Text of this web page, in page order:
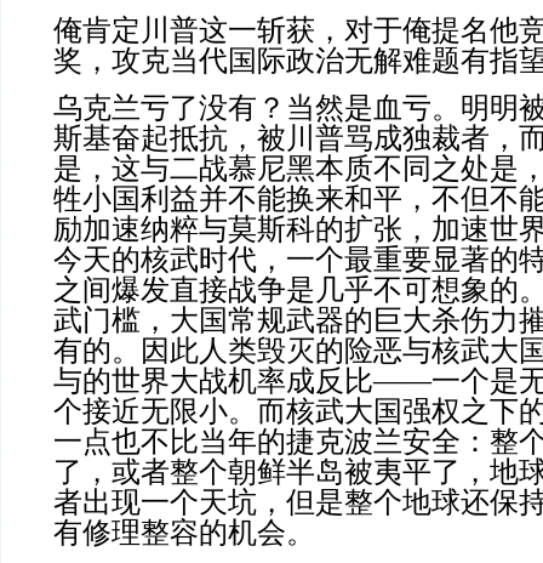
俺肯定川普这一斩获，对于俺提名他
奖，攻克当代国际政治无解难题有指
乌克兰亏了没有？当然是血亏。明明
斯基奋起抵抗，被川普骂成独裁者，
是，这与二战慕尼黑本质不同之处是
牲小国利益并不能换来和平，不但不
励加速纳粹与莫斯科的扩张，加速世
今天的核武时代，一个最重要显著的
之间爆发直接战争是几乎不可想象的
武门槛，大国常规武器的巨大杀伤力
有的。因此人类毁灭的险恶与核武大
与的世界大战机率成反比——一个是
个接近无限小。而核武大国强权之下
一点也不比当年的捷克波兰安全：整
了，或者整个朝鲜半岛被夷平了，地
者出现一个天坑，但是整个地球还保
有修理整容的机会。